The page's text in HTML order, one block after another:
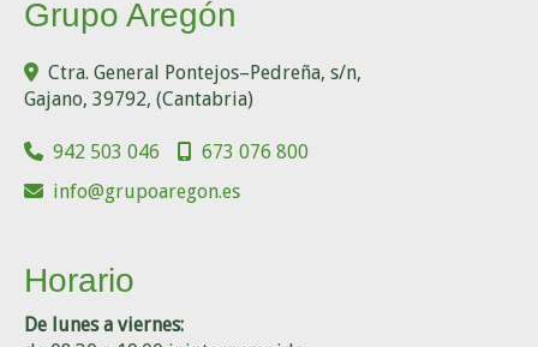
Grupo Aregón
Ctra. General Pontejos–Pedreña, s/n,
Gajano, 39792, (Cantabria)
942 503 046
673 076 800
info
grupoaregon.es
Horario
De lunes a viernes: